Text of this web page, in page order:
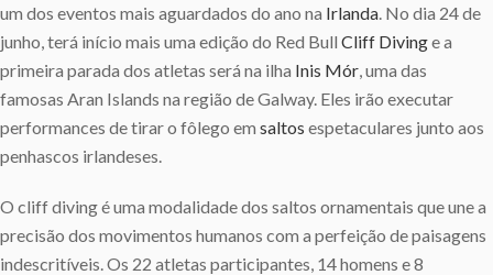
um dos eventos mais aguardados do ano na Irlanda . No dia 24 de
junho, terá início mais uma edição do Red Bull Cliff Divinge a
primeira parada dos atletas será na ilha Inis Mór , uma das
famosas Aran Islands na região de Galway. Eles irão executar
performances de tirar o fôlego em saltos espetaculares junto aos
penhascos irlandeses.
O cliff diving é uma modalidade dos saltos ornamentais que une a
precisão dos movimentos humanos com a perfeição de paisagens
indescritíveis. Os 22 atletas participantes, 14 homens e 8